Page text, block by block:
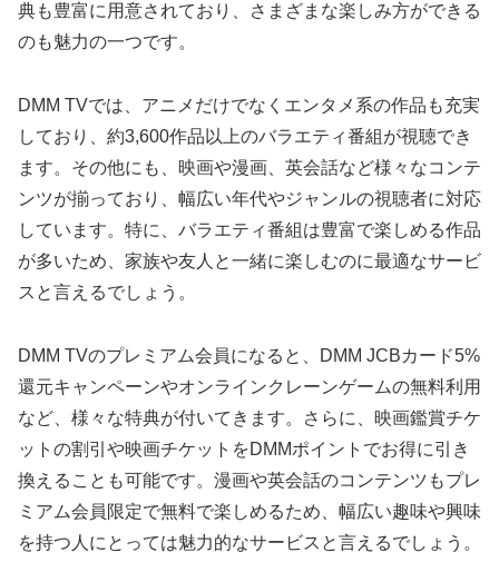
典も豊富に用意されており、さまざまな楽しみ方ができる
のも魅力の一つです。
DMM TVでは、アニメだけでなくエンタメ系の作品も充実
しており、約3,600作品以上のバラエティ番組が視聴でき
ます。その他にも、映画や漫画、英会話など様々なコンテ
ンツが揃っており、幅広い年代やジャンルの視聴者に対応
しています。特に、バラエティ番組は豊富で楽しめる作品
が多いため、家族や友人と一緒に楽しむのに最適なサービ
スと言えるでしょう。
DMM TVのプレミアム会員になると、DMM JCBカード5%
還元キャンペーンやオンラインクレーンゲームの無料利用
など、様々な特典が付いてきます。さらに、映画鑑賞チケ
ットの割引や映画チケットをDMMポイントでお得に引き
換えることも可能です。漫画や英会話のコンテンツもプレ
ミアム会員限定で無料で楽しめるため、幅広い趣味や興味
を持つ人にとっては魅力的なサービスと言えるでしょう。